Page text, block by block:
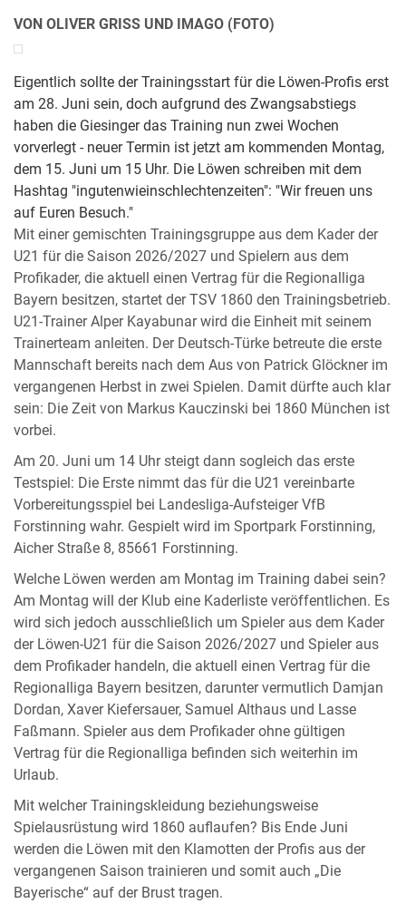
VON OLIVER GRISS UND IMAGO (FOTO)
Eigentlich sollte der Trainingsstart für die Löwen-Profis erst
am 28. Juni sein, doch aufgrund des Zwangsabstiegs
haben die Giesinger das Training nun zwei Wochen
vorverlegt - neuer Termin ist jetzt am kommenden Montag,
dem 15. Juni um 15 Uhr. Die Löwen schreiben mit dem
Hashtag "ingutenwieinschlechtenzeiten": "Wir freuen uns
auf Euren Besuch."
Mit einer gemischten Trainingsgruppe aus dem Kader der
U21 für die Saison 2026/2027 und Spielern aus dem
Profikader, die aktuell einen Vertrag für die Regionalliga
Bayern besitzen, startet der TSV 1860 den Trainingsbetrieb.
U21-Trainer Alper Kayabunar wird die Einheit mit seinem
Trainerteam anleiten. Der Deutsch-Türke betreute die erste
Mannschaft bereits nach dem Aus von Patrick Glöckner im
vergangenen Herbst in zwei Spielen. Damit dürfte auch klar
sein: Die Zeit von Markus Kauczinski bei 1860 München ist
vorbei.
Am 20. Juni um 14 Uhr steigt dann sogleich das erste
Testspiel: Die Erste nimmt das für die U21 vereinbarte
Vorbereitungsspiel bei Landesliga-Aufsteiger VfB
Forstinning wahr. Gespielt wird im Sportpark Forstinning,
Aicher Straße 8, 85661 Forstinning.
Welche Löwen werden am Montag im Training dabei sein?
Am Montag will der Klub eine Kaderliste veröffentlichen. Es
wird sich jedoch ausschließlich um Spieler aus dem Kader
der Löwen-U21 für die Saison 2026/2027 und Spieler aus
dem Profikader handeln, die aktuell einen Vertrag für die
Regionalliga Bayern besitzen, darunter vermutlich Damjan
Dordan, Xaver Kiefersauer, Samuel Althaus und Lasse
Faßmann. Spieler aus dem Profikader ohne gültigen
Vertrag für die Regionalliga befinden sich weiterhin im
Urlaub.
Mit welcher Trainingskleidung beziehungsweise
Spielausrüstung wird 1860 auflaufen? Bis Ende Juni
werden die Löwen mit den Klamotten der Profis aus der
vergangenen Saison trainieren und somit auch „Die
Bayerische“ auf der Brust tragen.